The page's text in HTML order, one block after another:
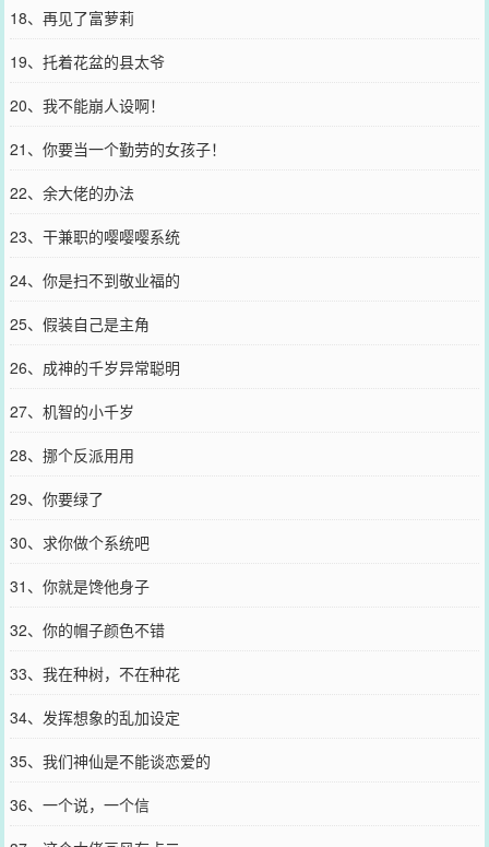
18、再见了富萝莉
19、托着花盆的县太爷
20、我不能崩人设啊！
21、你要当一个勤劳的女孩子！
22、余大佬的办法
23、干兼职的嘤嘤嘤系统
24、你是扫不到敬业福的
25、假装自己是主角
26、成神的千岁异常聪明
27、机智的小千岁
28、挪个反派用用
29、你要绿了
30、求你做个系统吧
31、你就是馋他身子
32、你的帽子颜色不错
33、我在种树，不在种花
34、发挥想象的乱加设定
35、我们神仙是不能谈恋爱的
36、一个说，一个信